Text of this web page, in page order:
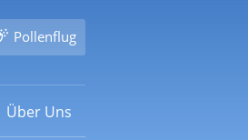
Pollenflug
Über Uns